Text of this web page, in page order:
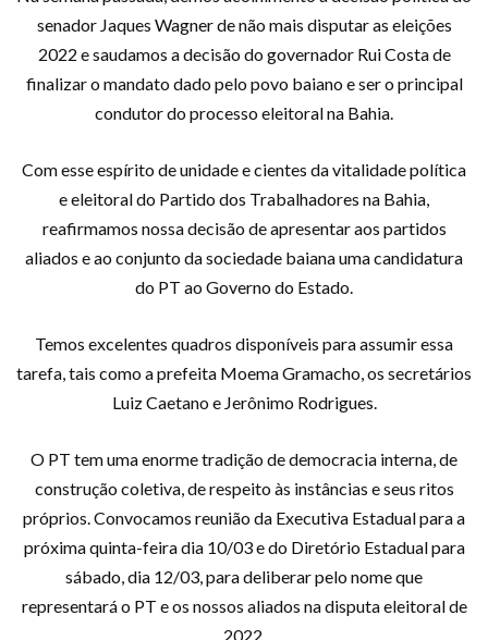
senador Jaques Wagner de não mais disputar as eleições
2022 e saudamos a decisão do governador Rui Costa de
finalizar o mandato dado pelo povo baiano e ser o principal
condutor do processo eleitoral na Bahia.
Com esse espírito de unidade e cientes da vitalidade política
e eleitoral do Partido dos Trabalhadores na Bahia,
reafirmamos nossa decisão de apresentar aos partidos
aliados e ao conjunto da sociedade baiana uma candidatura
do PT ao Governo do Estado.
Temos excelentes quadros disponíveis para assumir essa
tarefa, tais como a prefeita Moema Gramacho, os secretários
Luiz Caetano e Jerônimo Rodrigues.
O PT tem uma enorme tradição de democracia interna, de
construção coletiva, de respeito às instâncias e seus ritos
próprios. Convocamos reunião da Executiva Estadual para a
próxima quinta-feira dia 10/03 e do Diretório Estadual para
sábado, dia 12/03, para deliberar pelo nome que
representará o PT e os nossos aliados na disputa eleitoral de
2022.